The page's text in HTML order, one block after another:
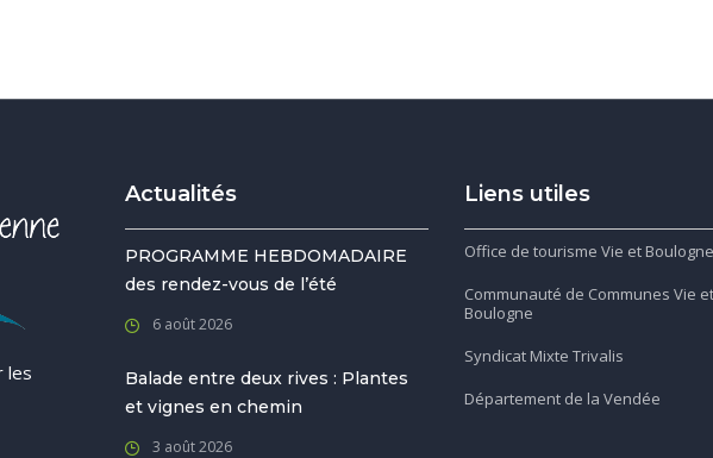
les
Actualités
PROGRAMME HEBDOMADAIRE
des rendez-vous de l’été
6 août 2026
Balade entre deux rives : Plantes
et vignes en chemin
3 août 2026
Liens utiles
Office de tourisme Vie et Boulogne
Communauté de Communes Vie et
Boulogne
Syndicat Mixte Trivalis
Département de la Vendée